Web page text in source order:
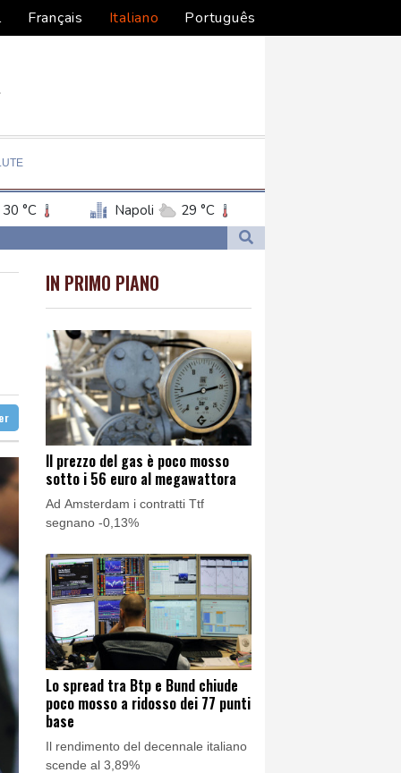
Français Italiano Português
30 °C Napoli 29 °C
IN PRIMO PIANO
Il prezzo del gas è poco mosso
sotto i 56 euro al megawattora
Ad Amsterdam i contratti Ttf
segnano -0,13%
Lo spread tra Btp e Bund chiude
poco mosso a ridosso dei 77 punti
base
Il rendimento del decennale italiano
scende al 3,89%